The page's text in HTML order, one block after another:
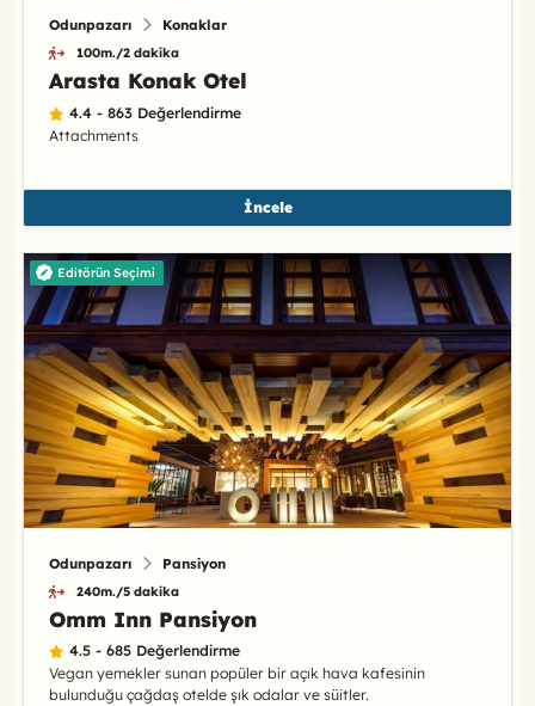
Odunpazarı Konaklar
100m./2 dakika
Arasta Konak Otel
4.4 - 863 Değerlendirme
Attachments
İncele
Editörün Seçimi
Odunpazarı Pansiyon
240m./5 dakika
Omm Inn Pansiyon
4.5 - 685 Değerlendirme
Vegan yemekler sunan popüler bir açık hava kafesinin
bulunduğu çağdaş otelde şık odalar ve süitler.